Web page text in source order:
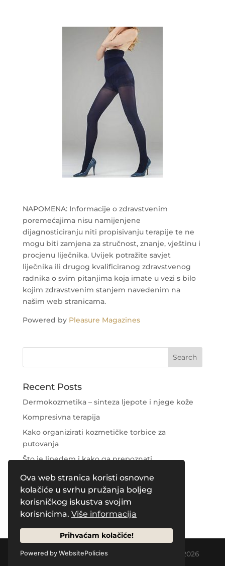
Ova web stranica koristi osnovne
kolačiće u svrhu pružanja boljeg
korisničkog iskustva svojim
korisnicima. Više informacija
Prihvaćam kolačiće!
Powered by WebsitePolicies
NAPOMENA: Informacije o zdravstvenim
poremećajima nisu namijenjene
dijagnosticiranju niti propisivanju terapije te ne
mogu biti zamjena za stručnost, znanje, vještinu i
procjenu liječnika. Uvijek potražite savjet
liječnika ili drugog kvalificiranog zdravstvenog
radnika o svim pitanjima koja imate u vezi s bilo
kojim zdravstvenim stanjem navedenim na
našim web stranicama.
Powered by Pleasure Magazines
Recent Posts
Dermokozmetika – sinteza ljepote i njege kože
Kompresivna terapija
Kako organizirati kozmetičke torbice za
putovanja
Što je lipedem i kako ga prepoznati
Njega područja oko očiju
Recent Comments
Designed byCreative Pleasure Agency
| © 2026